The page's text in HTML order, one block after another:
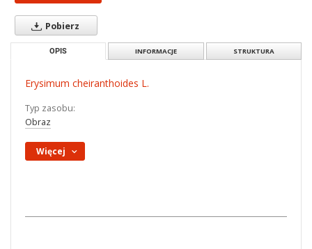
Pobierz
OPIS INFORMACJE STRUKTURA
Erysimum cheiranthoides L.
Typ zasobu:
Obraz
Więcej